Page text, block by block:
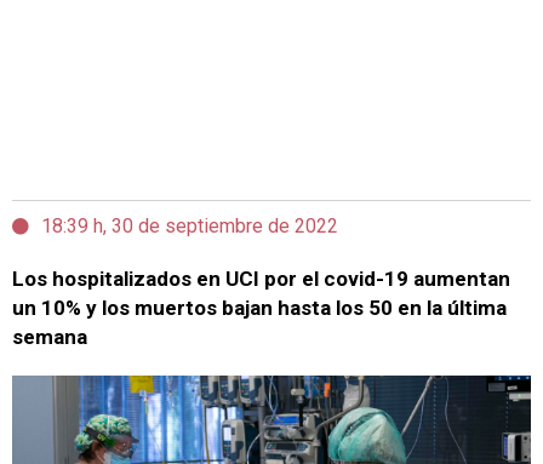
18:39 h, 30 de septiembre de 2022
Los hospitalizados en UCI por el covid-19 aumentan
un 10% y los muertos bajan hasta los 50 en la última
semana